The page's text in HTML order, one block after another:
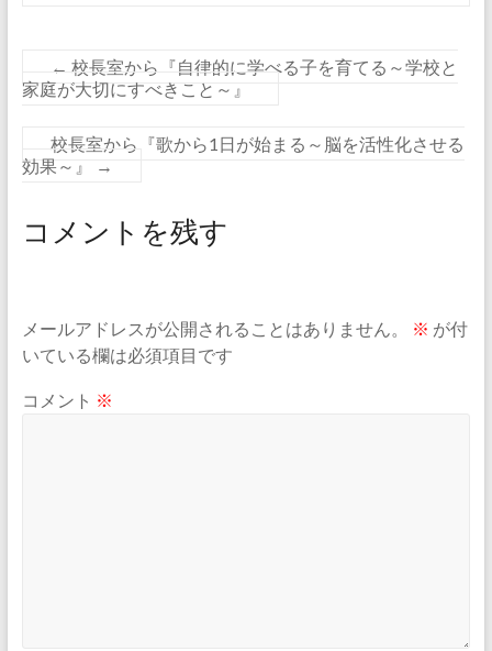
← 校長室から『自律的に学べる子を育てる～学校と
家庭が大切にすべきこと～』
校長室から『歌から1日が始まる～脳を活性化させる
効果～』
→
コメントを残す
メールアドレスが公開されることはありません。 ※ が付
いている欄は必須項目です
コメント ※